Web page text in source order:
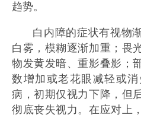
趋势。
白内障的症状有视物
白雾，模糊逐渐加重；畏
物发黄发暗、重影叠影；
数增加或老花眼减轻或
病，初期仅视力下降，但
彻底丧失视力。在应对上